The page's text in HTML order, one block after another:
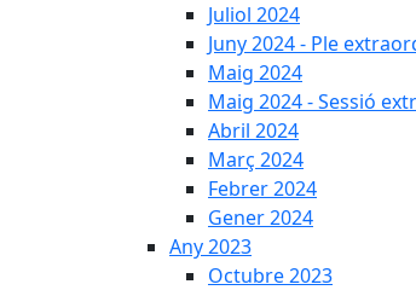
Juliol 2024
Juny 2024 - Ple
Maig 2024
Maig 2024 - Sessió
Abril 2024
Març 2024
Febrer 2024
Gener 2024
Any 2023
Octubre 2023